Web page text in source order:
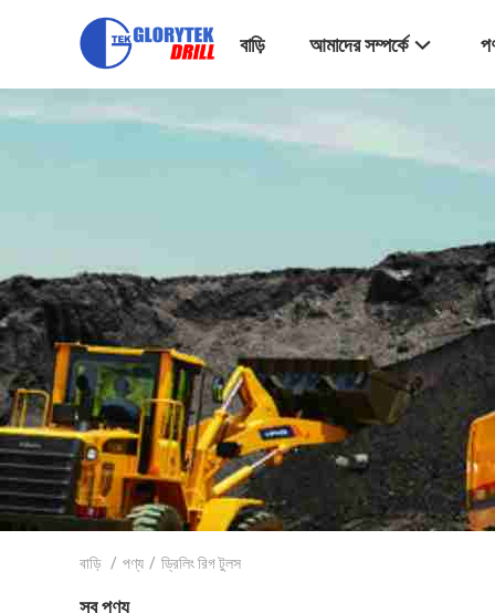
বাড়ি আমাদের সম্পর্কে
বাড়ি / পণ্য / ড্রিলিং রিগ টুলস
সব পণ্য